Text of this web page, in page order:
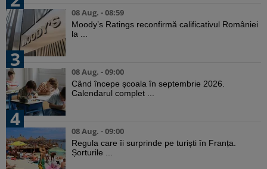
08 Aug. - 08:59
Moody’s Ratings reconfirmă calificativul României
la ...
3
08 Aug. - 09:00
Când începe școala în septembrie 2026.
Calendarul complet ...
4
08 Aug. - 09:00
Regula care îi surprinde pe turiști în Franța.
Șorturile ...